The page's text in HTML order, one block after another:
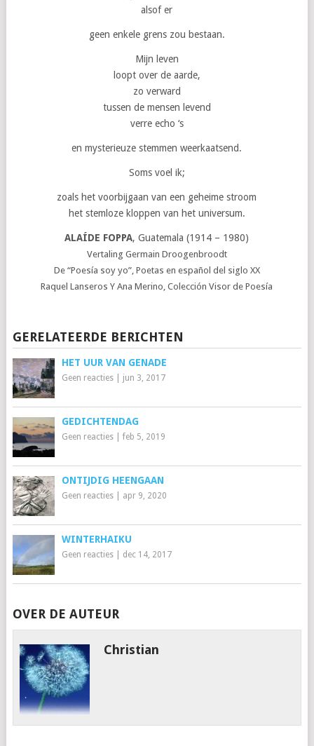
alsof er
geen enkele grens zou bestaan.
Mijn leven
loopt over de aarde,
zo verward
tussen de mensen levend
verre echo ‘s
en mysterieuze stemmen weerkaatsend.
Soms voel ik;
zoals het voorbijgaan van een geheime stroom
het stemloze kloppen van het universum.
ALAÍDE FOPPA, Guatemala (1914 – 1980)
Vertaling Germain Droogenbroodt
De “Poesía soy yo”, Poetas en español del siglo XX
Raquel Lanseros Y Ana Merino, Colección Visor de Poesía
GERELATEERDE BERICHTEN
HET UUR VAN GENADE
Geen reacties| jun 3, 2017
GEDICHTENDAG
Geen reacties| feb 5, 2019
ONTIJDIG HEENGAAN
Geen reacties| apr 9, 2020
WINTERHAIKU
Geen reacties| dec 14, 2017
OVER DE AUTEUR
Christian